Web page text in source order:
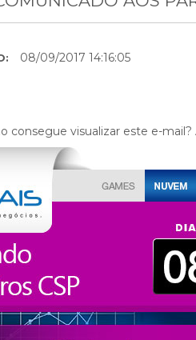
08/09/2017 14:16:05
consegue visualizar este e-